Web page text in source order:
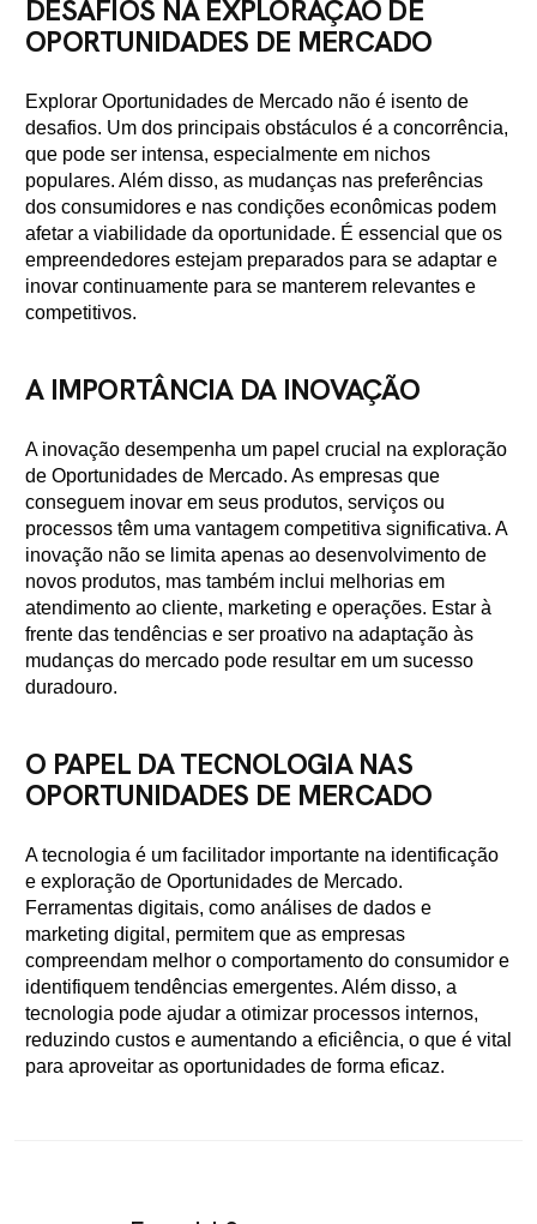
DESAFIOS NA EXPLORAÇÃO DE
OPORTUNIDADES DE MERCADO
Explorar Oportunidades de Mercado não é isento de
desafios. Um dos principais obstáculos é a concorrência,
que pode ser intensa, especialmente em nichos
populares. Além disso, as mudanças nas preferências
dos consumidores e nas condições econômicas podem
afetar a viabilidade da oportunidade. É essencial que os
empreendedores estejam preparados para se adaptar e
inovar continuamente para se manterem relevantes e
competitivos.
A IMPORTÂNCIA DA INOVAÇÃO
A inovação desempenha um papel crucial na exploração
de Oportunidades de Mercado. As empresas que
conseguem inovar em seus produtos, serviços ou
processos têm uma vantagem competitiva significativa. A
inovação não se limita apenas ao desenvolvimento de
novos produtos, mas também inclui melhorias em
atendimento ao cliente, marketing e operações. Estar à
frente das tendências e ser proativo na adaptação às
mudanças do mercado pode resultar em um sucesso
duradouro.
O PAPEL DA TECNOLOGIA NAS
OPORTUNIDADES DE MERCADO
A tecnologia é um facilitador importante na identificação
e exploração de Oportunidades de Mercado.
Ferramentas digitais, como análises de dados e
marketing digital, permitem que as empresas
compreendam melhor o comportamento do consumidor e
identifiquem tendências emergentes. Além disso, a
tecnologia pode ajudar a otimizar processos internos,
reduzindo custos e aumentando a eficiência, o que é vital
para aproveitar as oportunidades de forma eficaz.